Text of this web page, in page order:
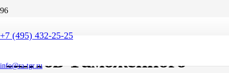
+7 (495) 432-25-25
info@ra-tgr.ru
SEO продвижение
сайтов Таможенного